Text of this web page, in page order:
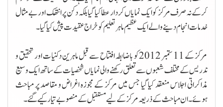
کرکے نہ صرف مرکز کو ایک نمایاں کردار عطا کیا گیا بلکہ دکن پر انتھک اور بے مثال
خدمات انجام دینے والے ایک عظیم ماہر تعلیم کو خراج عقیدت پیش کیا گیا ۔
مرکز کے 11 ستمبر 2012 کو باضابطہ افتتاح سے قبل ماہرین دکنیات اور تحقیق و
تدریس کے مختلف شعبوں سے تعلق رکھنے والی نمایاں شخصیات کے ساتھ ایک وسیع
مذاکراتی اجلاس منعقد کیا گیا جس میں مرکز کے مجوزہ اغراض و مقاصد پر مباحث
ہوئے ۔ ان مباحث کے ذریعہ مرکز کے لیے مستقبل کے منصو بے تیار کیے گئے۔